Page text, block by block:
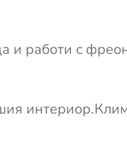
и работи с